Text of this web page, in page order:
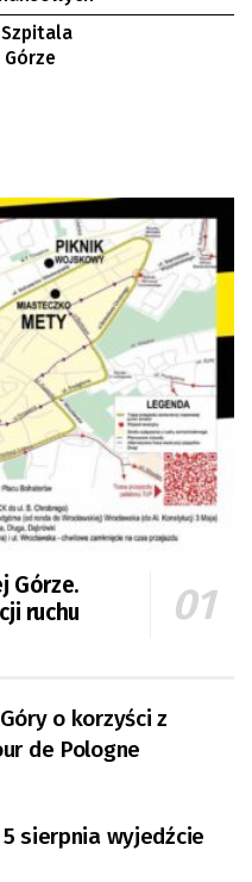
Szpitala
Górze.
ruchu
o korzyści z
de Pologne
sierpnia wyjedźcie